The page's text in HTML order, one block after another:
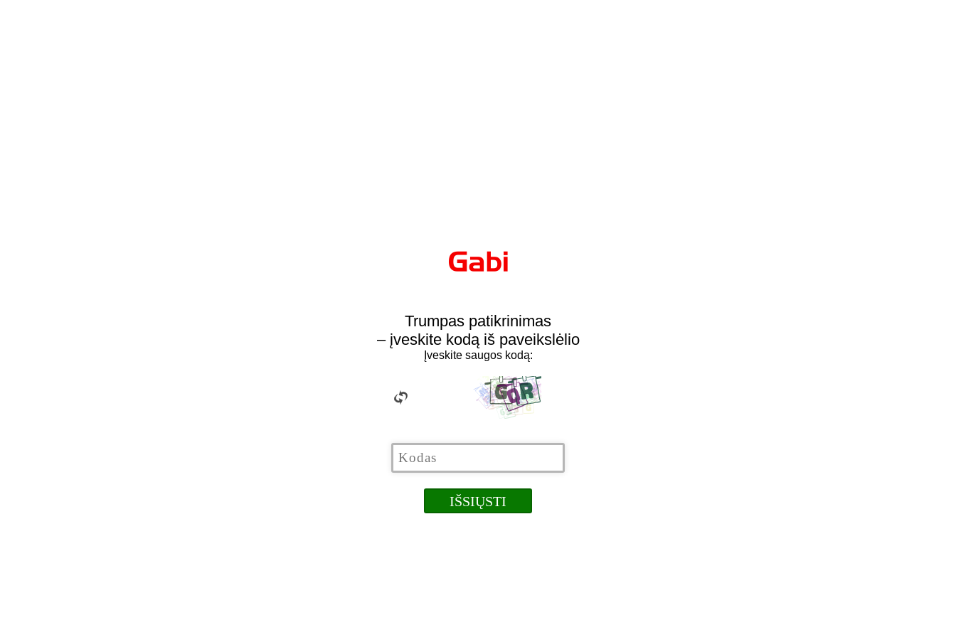
Trumpas patikrinimas
– įveskite kodą iš paveikslėlio
Įveskite saugos kodą: